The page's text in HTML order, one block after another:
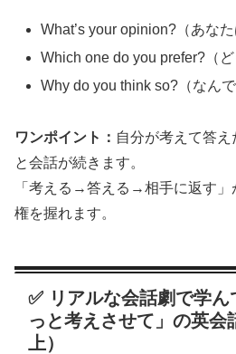
What’s your opinion?（あなた
Which one do you prefer?（ど
Why do you think so?（なんで
ワンポイント： 自分が考えて答え
と会話が続きます。
「考える→答える→相手に返す」
権を握れます。
✅ リアルな会話劇で学ん
っと考えさせて」の英会
上）